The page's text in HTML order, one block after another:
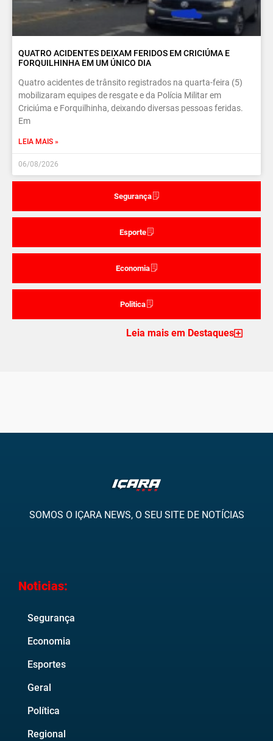
Segurança
Esporte
Economia
Politica
QUATRO ACIDENTES DEIXAM FERIDOS EM CRICIÚMA E
FORQUILHINHA EM UM ÚNICO DIA
Quatro acidentes de trânsito registrados na quarta-feira (5)
mobilizaram equipes de resgate e da Polícia Militar em
Criciúma e Forquilhinha, deixando diversas pessoas feridas.
Em
LEIA MAIS »
06/08/2026
Leia mais em Destaques
SOMOS O IÇARA NEWS, O SEU SITE DE NOTÍCIAS
Noticias:
Segurança
Economia
Esportes
Geral
Política
Regional